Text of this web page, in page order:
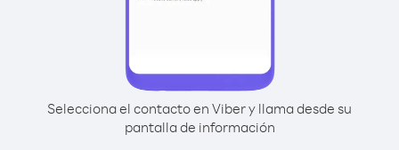
Selecciona el contacto en Viber y llama desde su
pantalla de información